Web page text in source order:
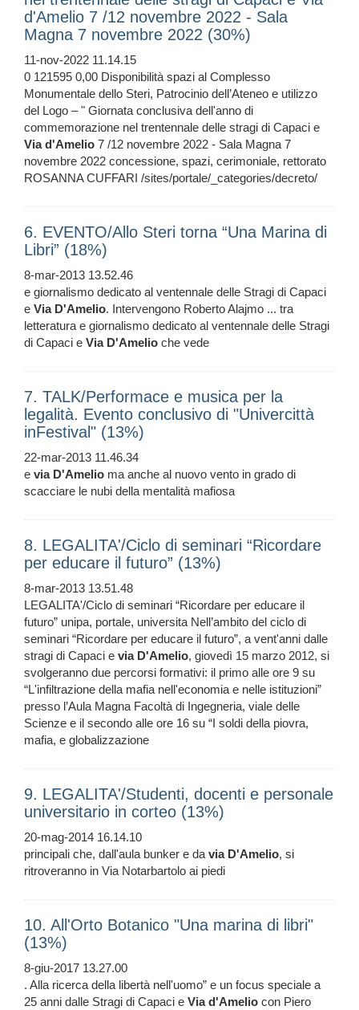
d'Amelio 7 /12 novembre 2022 - Sala
Magna 7 novembre 2022 (30%)
11-nov-2022 11.14.15
0 121595 0,00 Disponibilità spazi al Complesso
Monumentale dello Steri, Patrocinio dell’Ateneo e utilizzo
del Logo – " Giornata conclusiva dell'anno di
commemorazione nel trentennale delle stragi di Capaci e
Via d'Amelio 7 /12 novembre 2022 - Sala Magna 7
novembre 2022 concessione, spazi, cerimoniale, rettorato
ROSANNA CUFFARI /sites/portale/_categories/decreto/
6. EVENTO/Allo Steri torna “Una Marina di
Libri” (18%)
8-mar-2013 13.52.46
e giornalismo dedicato al ventennale delle Stragi di Capaci
e Via D'Amelio. Intervengono Roberto Alajmo ... tra
letteratura e giornalismo dedicato al ventennale delle Stragi
di Capaci e Via D'Amelio che vede
7. TALK/Performace e musica per la
legalità. Evento conclusivo di "Univercittà
inFestival" (13%)
22-mar-2013 11.46.34
e via D'Amelio ma anche al nuovo vento in grado di
scacciare le nubi della mentalità mafiosa
8. LEGALITA'/Ciclo di seminari “Ricordare
per educare il futuro” (13%)
8-mar-2013 13.51.48
LEGALITA'/Ciclo di seminari “Ricordare per educare il
futuro” unipa, portale, universita Nell’ambito del ciclo di
seminari “Ricordare per educare il futuro”, a vent'anni dalle
stragi di Capaci e via D'Amelio, giovedì 15 marzo 2012, si
svolgeranno due percorsi formativi: il primo alle ore 9 su
“L'infiltrazione della mafia nell'economia e nelle istituzioni”
presso l’Aula Magna Facoltà di Ingegneria, viale delle
Scienze e il secondo alle ore 16 su “I soldi della piovra,
mafia, e globalizzazione
9. LEGALITA'/Studenti, docenti e personale
universitario in corteo (13%)
20-mag-2014 16.14.10
principali che, dall'aula bunker e davia D'Amelio, si
ritroveranno in Via Notarbartolo ai piedi
10. All'Orto Botanico "Una marina di libri"
(13%)
8-giu-2017 13.27.00
. Alla ricerca della libertà nell'uomo” e un focus speciale a
25 anni dalle Stragi di Capaci e Via d'Amelio con Piero